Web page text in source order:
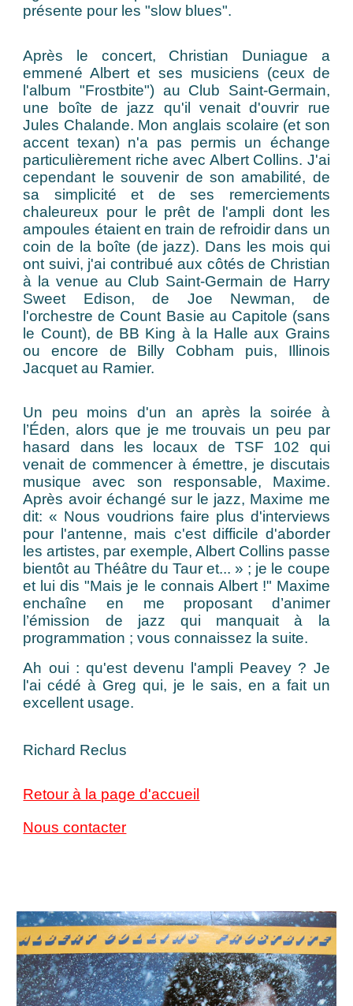
présente pour les "slow blues".
Après le concert, Christian Duniague a
emmené Albert et ses musiciens (ceux de
l'album "Frostbite") au Club Saint-Germain,
une boîte de jazz qu'il venait d'ouvrir rue
Jules Chalande. Mon anglais scolaire (et son
accent texan) n'a pas permis un échange
particulièrement riche avec Albert Collins. J'ai
cependant le souvenir de son amabilité, de
sa simplicité et de ses remerciements
chaleureux pour le prêt de l'ampli dont les
ampoules étaient en train de refroidir dans un
coin de la boîte (de jazz). Dans les mois qui
ont suivi, j'ai contribué aux côtés de Christian
à la venue au Club Saint-Germain de Harry
Sweet Edison, de Joe Newman, de
l'orchestre de Count Basie au Capitole (sans
le Count), de BB King à la Halle aux Grains
ou encore de Billy Cobham puis, Illinois
Jacquet au Ramier.
Un peu moins d'un an après la soirée à
l’Éden, alors que je me trouvais un peu par
hasard dans les locaux de TSF 102 qui
venait de commencer à émettre, je discutais
musique avec son responsable, Maxime.
Après avoir échangé sur le jazz, Maxime me
dit: « Nous voudrions faire plus d'interviews
pour l'antenne, mais c'est difficile d'aborder
les artistes, par exemple, Albert Collins passe
bientôt au Théâtre du Taur et... » ; je le coupe
et lui dis "Mais je le connais Albert !" Maxime
enchaîne en me proposant d’animer
l’émission de jazz qui manquait à la
programmation ; vous connaissez la suite.
Ah oui : qu'est devenu l'ampli Peavey ? Je
l'ai cédé à Greg qui, je le sais, en a fait un
excellent usage.
Richard Reclus
Retour à la page d'accueil
Nous contacter